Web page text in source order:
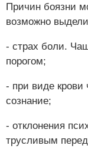
Причин боязни
возможно
- страх боли.
порогом;
- при виде крови
сознание;
- отклонения
трусливым